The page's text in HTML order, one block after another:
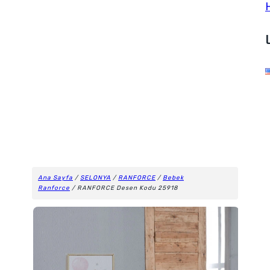
Ana Sayfa / SELONYA / RANFORCE / Bebek
Ranforce / RANFORCE Desen Kodu 25918